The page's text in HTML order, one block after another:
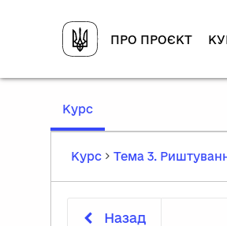
ПРО ПРОЄКТ
Курс,
Курс
Тема 3.
Назад